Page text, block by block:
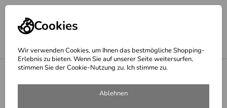
Cookies
Wir verwenden Cookies, um Ihnen das bestmögliche Shopping-
Erlebnis zu bieten. Wenn Sie auf unserer Seite weitersurfen,
stimmen Sie der Cookie-Nutzung zu. Ich stimme zu.
Ablehnen
Enduristan Shop
Enduristan Tornado Tasche